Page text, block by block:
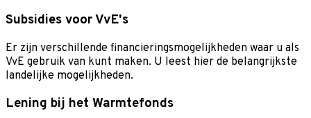
Subsidies voor VvE's
Er zijn verschillende financieringsmogelijkheden waar u als
VvE gebruik van kunt maken. U leest hier de belangrijkste
landelijke mogelijkheden.
Lening bij het Warmtefonds